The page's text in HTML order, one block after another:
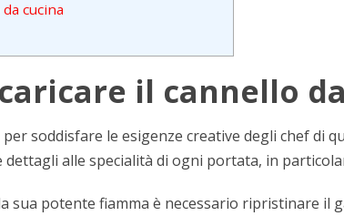
cucina
il cannello
soddisfare le esigenze creative degli chef di
alle specialità di ogni portata, in
sua potente fiamma è necessario ripristinare il